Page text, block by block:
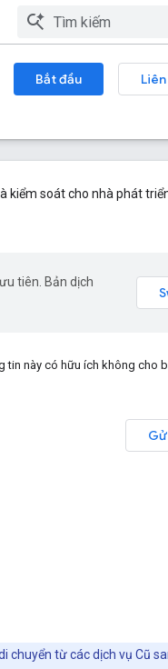
Bắt đầu
kiểm soát cho nhà phát
tiên. Bản dịch
tin này có hữu ích không cho
chuyển từ các dịch vụ Cũ